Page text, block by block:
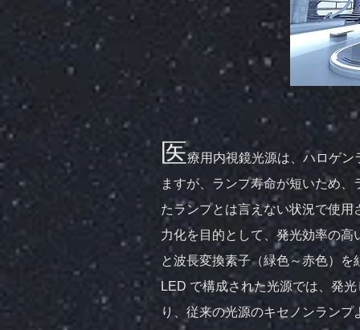
医療用内視鏡光源は、ハロゲ
ますが、ランプ寿命が短いため
たランプとは言えない状況で使
力化を目的として、発光効率の
と波長変換素子（緑色～赤色）
LED で構成された光源では、発
り、従来の光源のキセノンラン